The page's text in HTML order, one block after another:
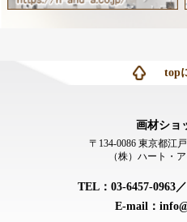
top
画材ショ
〒134-0086 東京都江
（株）ハート・
TEL：03-6457-0963
E-mail：